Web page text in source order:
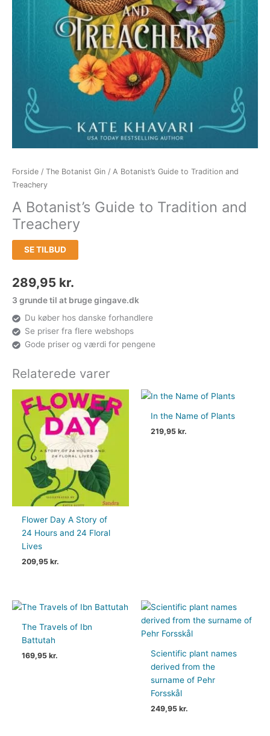
Forside / The Botanist Gin / A Botanist’s Guide to Tradition and
Treachery
A Botanist’s Guide to Tradition and
Treachery
SE TILBUD
289,95 kr.
3 grunde til at bruge gingave.dk
Du køber hos danske forhandlere
Se priser fra flere webshops
Gode priser og værdi for pengene
Relaterede varer
Flower Day A Story of
24 Hours and 24 Floral
Lives
209,95kr.
In the Name of Plants
219,95kr.
The Travels of Ibn
Battutah
169,95kr.
Scientific plant names
derived from the
surname of Pehr
Forsskål
249,95kr.